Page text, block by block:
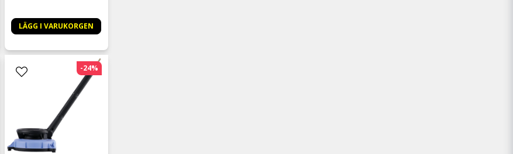
LÄGG I VARUKORGEN
-24%